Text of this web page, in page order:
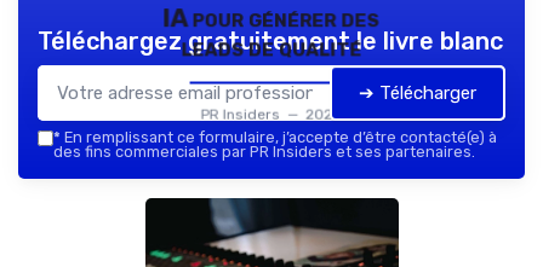
IA pour générer des
leads de qualité
PR Insiders — 2026
Téléchargez gratuitement le livre blanc
➔ Télécharger
* En remplissant ce formulaire, j’accepte d’être contacté(e) à
des fins commerciales par PR Insiders et ses partenaires.